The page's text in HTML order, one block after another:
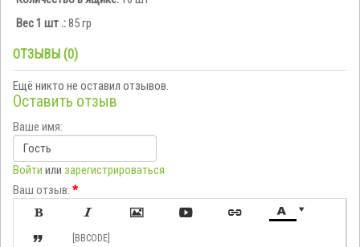
Вес 1 шт .:85 гр
ОТЗЫВЫ (0)
Ещё никто не оставил отзывов.
Оставить отзыв
Ваше имя:
Войти или зарегистрироваться
Ваш отзыв: *

     
 [BBCODE]